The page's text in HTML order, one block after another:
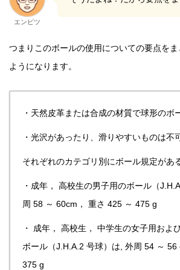
エンピツ
つまりこのボールの使用についての要点を
ようになります。
・天然皮革または合成の材質で球形のボ
・光沢があったり、滑りやすいものは不
それぞれのカテゴリ別にボール規定があ
・成年， 高校生の男子用のボール（
周 58 ～ 60cm， 重さ 425 ～ 475 g
・ 成年， 高校生， 中学生の女子用およ
ボール（J.H.A.2 号球）は, 外周 54 ～ 56
375 g